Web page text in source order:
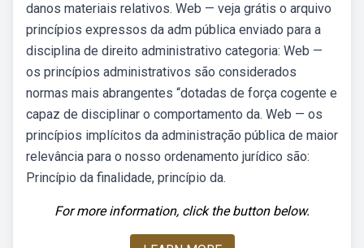
danos materiais relativos. Web — veja grátis o arquivo
princípios expressos da adm pública enviado para a
disciplina de direito administrativo categoria: Web —
os princípios administrativos são considerados
normas mais abrangentes “dotadas de força cogente e
capaz de disciplinar o comportamento da. Web — os
princípios implícitos da administração pública de maior
relevância para o nosso ordenamento jurídico são:
Princípio da finalidade, princípio da.
For more information, click the button below.